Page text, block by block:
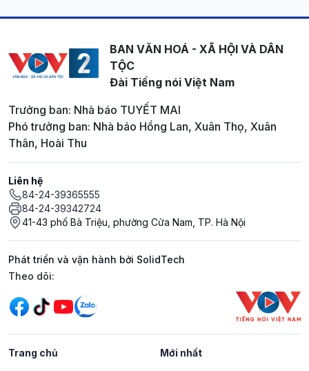
BAN VĂN HOÁ - XÃ HỘI VÀ DÂN
TỘC
Đài Tiếng nói Việt Nam
Trưởng ban: Nhà báo TUYẾT MAI
Phó trưởng ban: Nhà báo Hồng Lan, Xuân Thọ, Xuân
Thân, Hoài Thu
Liên hệ
84-24-39365555
84-24-39342724
41-43 phố Bà Triệu, phường Cửa Nam, TP. Hà Nội
Phát triển và vận hành bởi SolidTech
Mạng xã hội
Theo dõi:
Trang chủ Mới nhất